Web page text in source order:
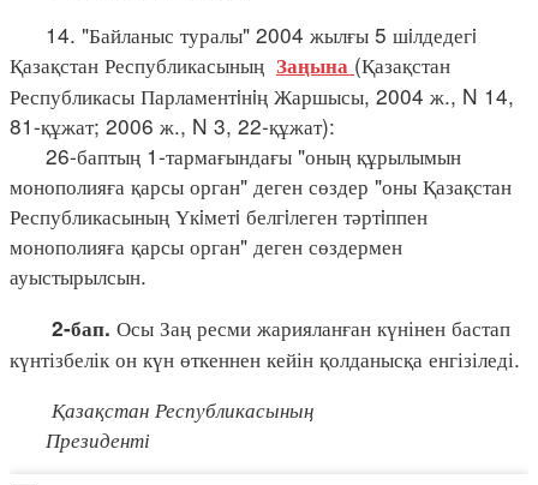
14. "Байланыс туралы" 2004 жылғы 5 шiлдедегi
Қазақстан Республикасының Заңына (Қазақстан
Республикасы Парламентiнiң Жаршысы, 2004 ж., N 14,
81-құжат; 2006 ж., N 3, 22-құжат):
26-баптың 1-тармағындағы "оның құрылымын
монополияға қарсы орган" деген сөздер "оны Қазақстан
Республикасының Үкiметi белгiлеген тәртiппен
монополияға қарсы орган" деген сөздермен
ауыстырылсын.
2-бап. Осы Заң ресми жарияланған күнінен бастап
күнтізбелік он күн өткеннен кейін қолданысқа енгізіледі.
Қазақстан Республикасының
Президенті